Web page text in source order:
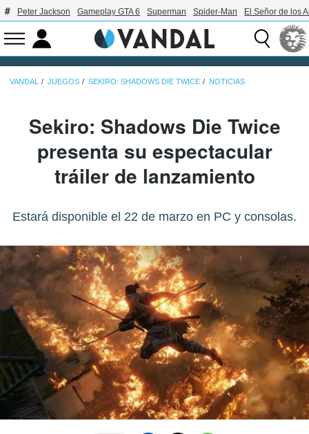
Peter Jackson Gameplay GTA 6 Superman Spider-Man El Señor de los
VANDAL JUEGOS SEKIRO: SHADOWS DIE TWICE NOTICIAS
Sekiro: Shadows Die Twice
presenta su espectacular
tráiler de lanzamiento
Estará disponible el 22 de marzo en PC y consolas.